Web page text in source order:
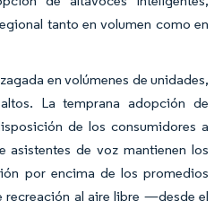
tanto en volumen como en
en volúmenes de unidades,
La temprana adopción de
de los consumidores a
asistentes de voz mantienen los
por encima de los promedios
recreación al aire libre —desde el